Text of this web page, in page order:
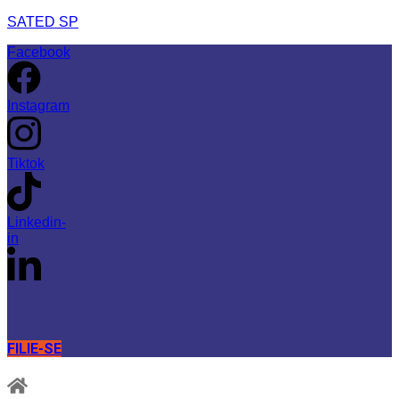
SATED SP
Facebook
Instagram
Tiktok
Linkedin-
in
FILIE-SE